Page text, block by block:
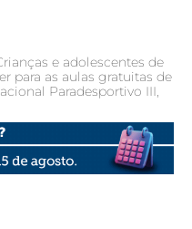
e adolescentes de
para as aulas gratuitas de
Paradesportivo III,